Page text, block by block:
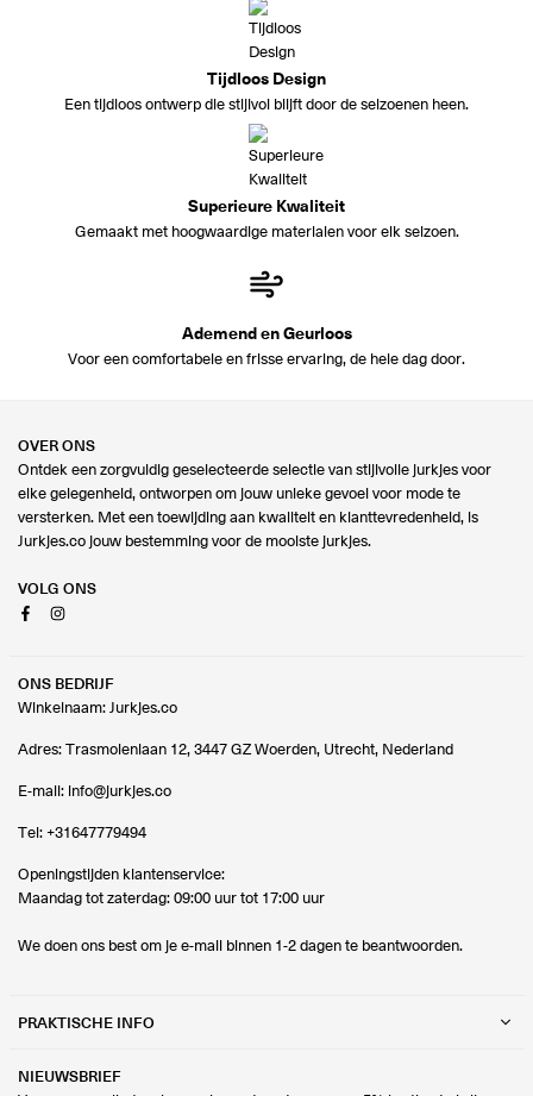
Tijdloos Design
Een tijdloos ontwerp die stijlvol blijft door de seizoenen heen.
Superieure Kwaliteit
Gemaakt met hoogwaardige materialen voor elk seizoen.
Ademend en Geurloos
Voor een comfortabele en frisse ervaring, de hele dag door.
OVER ONS
Ontdek een zorgvuldig geselecteerde selectie van stijlvolle jurkjes voor
elke gelegenheid, ontworpen om jouw unieke gevoel voor mode te
versterken. Met een toewijding aan kwaliteit en klanttevredenheid, is
Jurkjes.co jouw bestemming voor de mooiste jurkjes.
VOLG ONS
FacebookInstagram
ONS BEDRIJF
Winkelnaam: Jurkjes.co
Adres: Trasmolenlaan 12, 3447 GZ Woerden, Utrecht, Nederland
E-mail: info@jurkjes.co
Tel: +31647779494
Openingstijden klantenservice:
Maandag tot zaterdag: 09:00 uur tot 17:00 uur
We doen ons best om je e-mail binnen 1-2 dagen te beantwoorden.
PRAKTISCHE INFO
NIEUWSBRIEF